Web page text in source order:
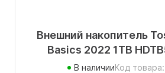
Внешний накопитель
Basics 2022 1TB
В наличииКод